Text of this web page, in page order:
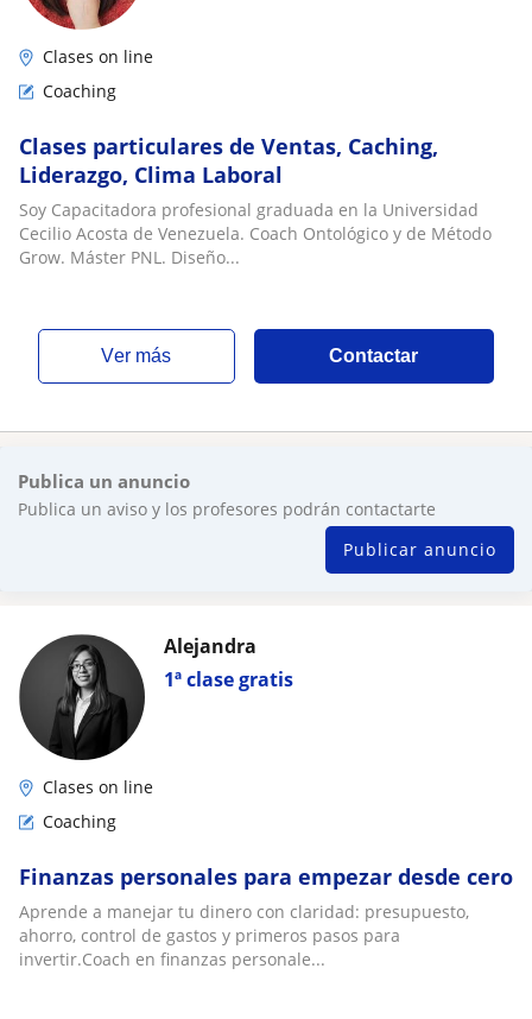
Clases on line
Coaching
Clases particulares de Ventas, Caching,
Liderazgo, Clima Laboral
Soy Capacitadora profesional graduada en la Universidad
Cecilio Acosta de Venezuela. Coach Ontológico y de Método
Grow. Máster PNL. Diseño...
ver más Contactar
Publica un anuncio
Publica un aviso y los profesores podrán contactarte
Publicar anuncio
1ª clase gratis
Alejandra
Clases on line
Coaching
Finanzas personales para empezar desde cero
Aprende a manejar tu dinero con claridad: presupuesto,
ahorro, control de gastos y primeros pasos para
invertir.Coach en finanzas personale...